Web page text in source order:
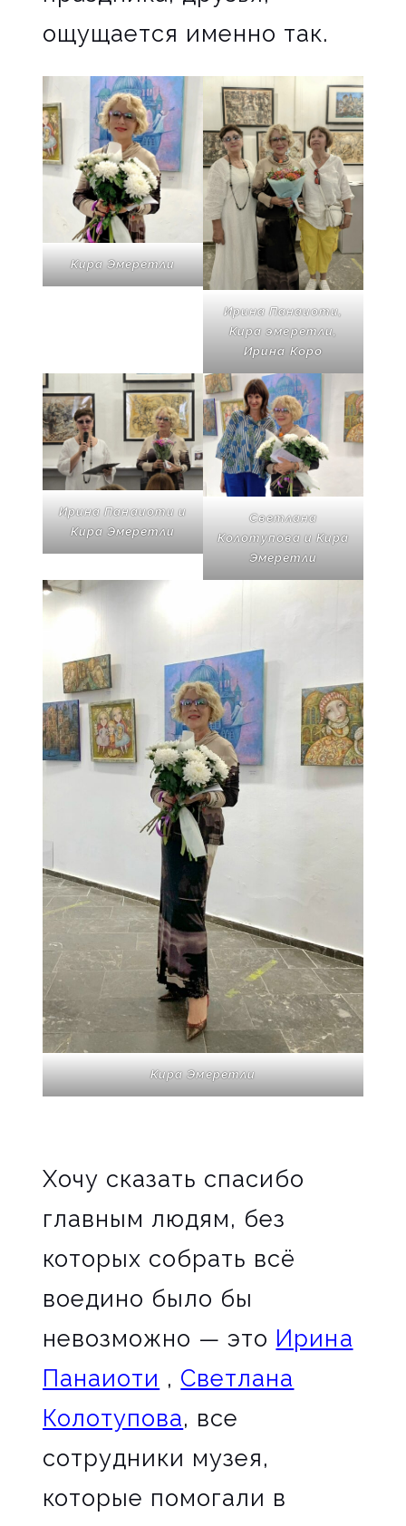
ощущается именно так.
Кира Эмеретли
Ирина Панаиоти,
Кира эмеретли,
Ирина Коро
Ирина Панаиоти и
Кира Эмеретли
Светлана
Колотупова и Кира
Эмеретли
Кира Эмеретли
Хочу сказать спасибо
главным людям, без
которых собрать всё
воедино было бы
невозможно — это Ирина
Панаиоти , Светлана
Колотупова, все
сотрудники музея,
которые помогали в